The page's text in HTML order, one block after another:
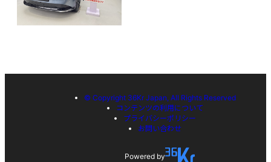
© Copyright 36Kr Japan, All Rights Reserved
コンテンツの利用について
プライバシーポリシー
お問い合わせ
Powered by